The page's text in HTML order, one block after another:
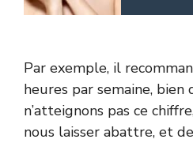
Par exemple, il
heures par semaine, bien
n’atteignons pas ce
nous laisser abattre, et